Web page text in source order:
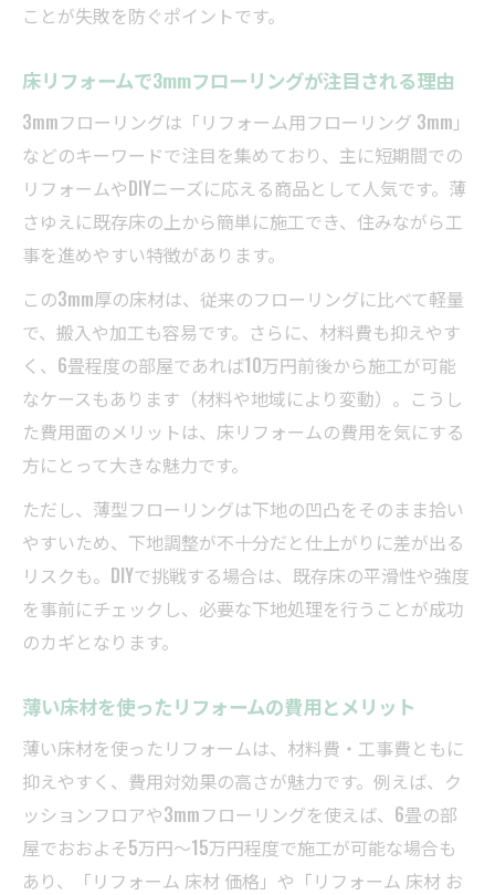
ことが失敗を防ぐポイントです。
床リフォームで3mmフローリングが注目される理由
3mmフローリングは「リフォーム用フローリング 3mm」
などのキーワードで注目を集めており、主に短期間での
リフォームやDIYニーズに応える商品として人気です。薄
さゆえに既存床の上から簡単に施工でき、住みながら工
事を進めやすい特徴があります。
この3mm厚の床材は、従来のフローリングに比べて軽量
で、搬入や加工も容易です。さらに、材料費も抑えやす
く、6畳程度の部屋であれば10万円前後から施工が可能
なケースもあります（材料や地域により変動）。こうし
た費用面のメリットは、床リフォームの費用を気にする
方にとって大きな魅力です。
ただし、薄型フローリングは下地の凹凸をそのまま拾い
やすいため、下地調整が不十分だと仕上がりに差が出る
リスクも。DIYで挑戦する場合は、既存床の平滑性や強度
を事前にチェックし、必要な下地処理を行うことが成功
のカギとなります。
薄い床材を使ったリフォームの費用とメリット
薄い床材を使ったリフォームは、材料費・工事費ともに
抑えやすく、費用対効果の高さが魅力です。例えば、ク
ッションフロアや3mmフローリングを使えば、6畳の部
屋でおおよそ5万円〜15万円程度で施工が可能な場合も
あり、「リフォーム 床材 価格」や「リフォーム 床材 お